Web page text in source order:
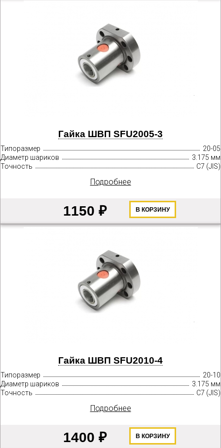
Гайка ШВП SFU2005-3
Типоразмер
20-05
Диаметр шариков
3.175 мм
Точность
C7 (JIS)
Подробнее
1150 ₽ В КОРЗИНУ
Гайка ШВП SFU2010-4
Типоразмер
20-10
Диаметр шариков
3.175 мм
Точность
C7 (JIS)
Подробнее
1400 ₽ В КОРЗИНУ